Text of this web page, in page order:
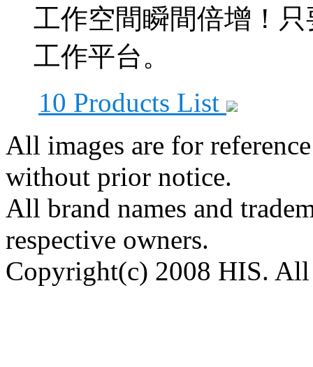
工作空間瞬間倍增！
工作平台。
10 Products List
All images are for
without prior notice.
All brand names and
respective owners.
Copyright(c) 2008 HIS. All